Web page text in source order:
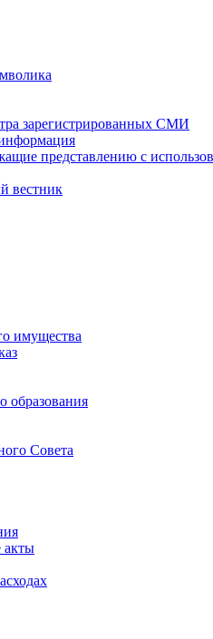
зарегистрированных СМИ
представлению с
вестник
имущества
образования
Совета
акты